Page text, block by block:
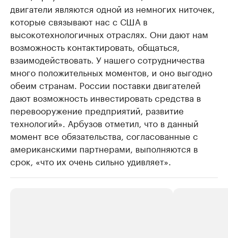
двигатели являются одной из немногих ниточек,
которые связывают нас с США в
высокотехнологичных отраслях. Они дают нам
возможность контактировать, общаться,
взаимодействовать. У нашего сотрудничества
много положительных моментов, и оно выгодно
обеим странам. России поставки двигателей
дают возможность инвестировать средства в
перевооружение предприятий, развитие
технологий». Арбузов отметил, что в данный
момент все обязательства, согласованные с
американскими партнерами, выполняются в
срок, «что их очень сильно удивляет».